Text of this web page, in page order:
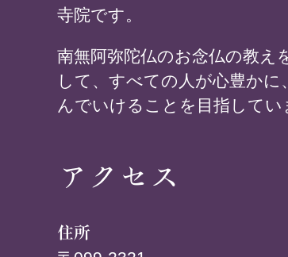
寺院です。
南無阿弥陀仏のお念仏の教え
して、すべての人が心豊か
んでいけることを目指してい
アクセス
住所